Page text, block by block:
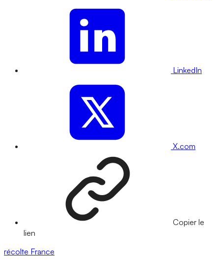
LinkedIn
X.com
Copier le
lien
récolte France